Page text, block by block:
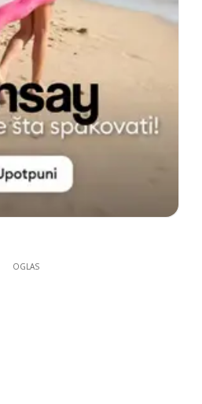
OGLAS